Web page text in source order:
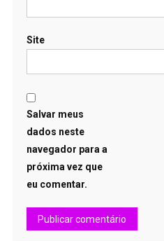
Site
Salvar meus
dados neste
navegador para a
próxima vez que
eu comentar.